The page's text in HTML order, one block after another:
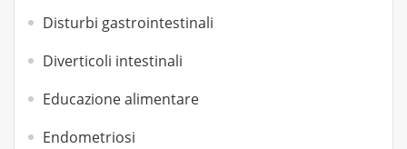
Disturbi gastrointestinali
Diverticoli intestinali
Educazione alimentare
Endometriosi